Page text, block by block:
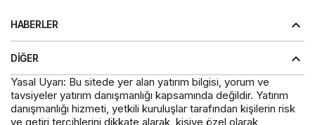
HABERLER
DIĞER
Yasal Uyarı: Bu sitede yer alan yatırım bilgisi, yorum ve
tavsiyeler yatırım danışmanlığı kapsamında değildir. Yatırım
danışmanlığı hizmeti, yetkili kuruluşlar tarafından kişilerin risk
ve getiri tercihlerini dikkate alarak, kişiye özel olarak